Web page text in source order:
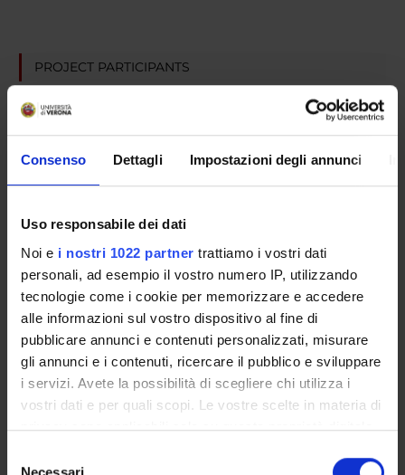
Consenso Dettagli Impostazioni degli annunci
Uso responsabile dei dati
Noi e i nostri 1022 partner trattiamo i vostri dati
personali, ad esempio il vostro numero IP, utilizzando
tecnologie come i cookie per memorizzare e accedere
alle informazioni sul vostro dispositivo al fine di
pubblicare annunci e contenuti personalizzati, misurare
gli annunci e i contenuti, ricercare il pubblico e sviluppare
i servizi. Avete la possibilità di scegliere chi utilizza i
vostri dati e per quali scopi. Le vostre scelte in materia di
privacy sono applicabili solo su questa proprietà digitale
modificare o revocare il proprio consenso in qualsiasi
PROJECT PARTICIPANTS
Michele Tansella
SECTIONS
Section of Psychiatry and Clinical Psychology